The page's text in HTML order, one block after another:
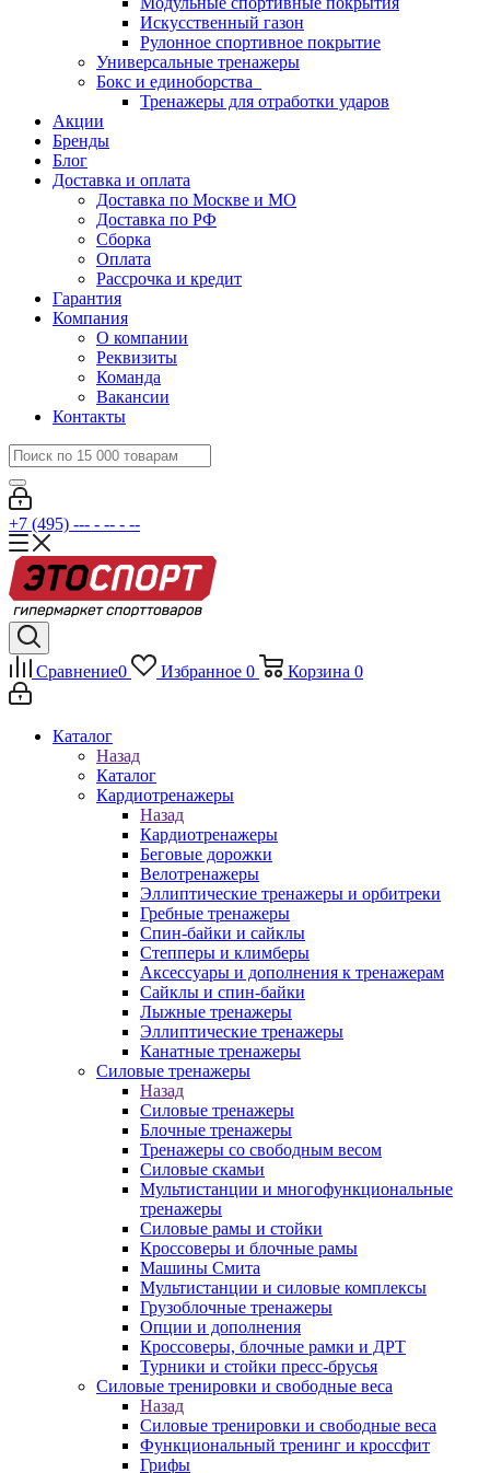
Искусственный газон
Рулонное спортивное покрытие
Универсальные тренажеры
Бокс и единоборства
Тренажеры для отработки ударов
Акции
Бренды
Блог
Доставка и оплата
Доставка по Москве и МО
Доставка по РФ
Сборка
Оплата
Рассрочка и кредит
Гарантия
Компания
О компании
Реквизиты
Команда
Вакансии
Контакты
+7 (495) --- - -- - --
Сравнение0 Избранное 0 Корзина 0
Каталог
Назад
Каталог
Кардиотренажеры
Назад
Кардиотренажеры
Беговые дорожки
Велотренажеры
Эллиптические тренажеры и орбитреки
Гребные тренажеры
Спин-байки и сайклы
Степперы и климберы
Аксессуары и дополнения к тренажерам
Сайклы и спин-байки
Лыжные тренажеры
Эллиптические тренажеры
Канатные тренажеры
Силовые тренажеры
Назад
Силовые тренажеры
Блочные тренажеры
Тренажеры со свободным весом
Силовые скамьи
Мультистанции и многофункциональные
тренажеры
Силовые рамы и стойки
Кроссоверы и блочные рамы
Машины Смита
Мультистанции и силовые комплексы
Грузоблочные тренажеры
Опции и дополнения
Кроссоверы, блочные рамки и ДРТ
Турники и стойки пресс-брусья
Силовые тренировки и свободные веса
Назад
Силовые тренировки и свободные веса
Функциональный тренинг и кроссфит
Грифы